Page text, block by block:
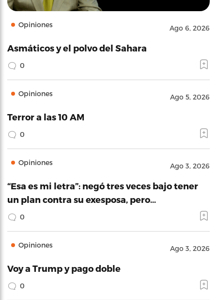
Opiniones Ago 6, 2026
Asmáticos y el polvo del Sahara
0
Opiniones Ago 5, 2026
Terror a las 10 AM
0
Opiniones Ago 3, 2026
“Esa es mi letra”: negó tres veces bajo tener
un plan contra su exesposa, pero…
0
Opiniones Ago 3, 2026
Voy a Trump y pago doble
0